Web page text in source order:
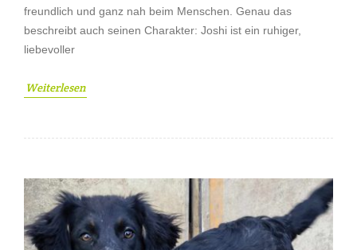
freundlich und ganz nah beim Menschen. Genau das
beschreibt auch seinen Charakter: Joshi ist ein ruhiger,
liebevoller
Weiterlesen